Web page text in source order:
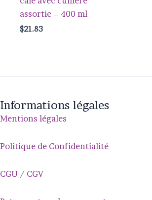
assortie – 400 ml
$21.83
Informations légales
Mentions légales
Politique de Confidentialité
CGU / CGV